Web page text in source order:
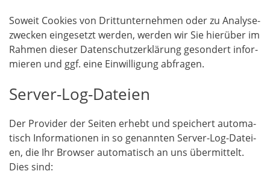
Soweit Coo­kies von Dritt­un­ter­neh­men oder zu Ana­ly­se­
zwe­cken ein­ge­setzt wer­den, wer­den wir Sie hier­über im
Rah­men die­ser Daten­schutz­er­klä­rung geson­dert infor­
mie­ren und ggf. eine Ein­wil­li­gung abfragen.
Server-Log-Dateien
Der Pro­vi­der der Sei­ten erhebt und spei­chert auto­ma­
tisch Infor­ma­tio­nen in so genann­ten Ser­ver-Log-Datei­
en, die Ihr Brow­ser auto­ma­tisch an uns über­mit­telt.
Dies sind: